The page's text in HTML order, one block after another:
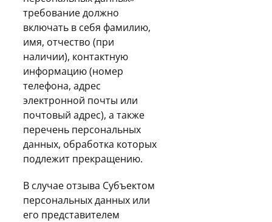
требование должно
включать в себя фамилию,
имя, отчество (при
наличии), контактную
информацию (номер
телефона, адрес
электронной почты или
почтовый адрес), а также
перечень персональных
данных, обработка которых
подлежит прекращению.
В случае отзыва Субъектом
персональных данных или
его представителем